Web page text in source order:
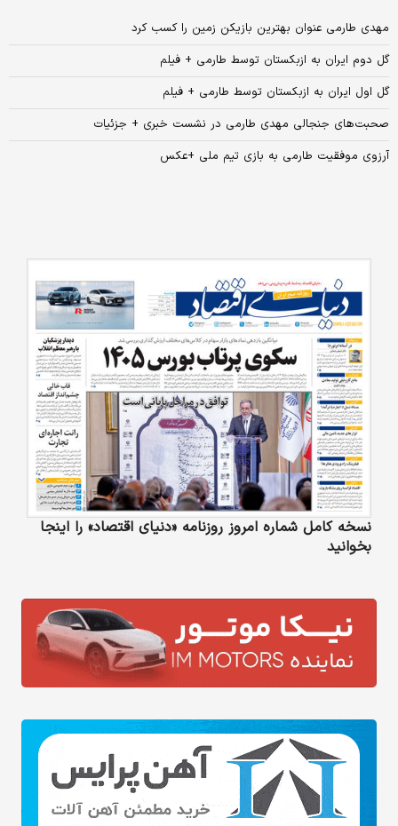
مهدی طارمی عنوان بهترین بازیکن زمین را کسب کرد
گل دوم ایران به ازبکستان توسط طارمی + فیلم
گل اول ایران به ازبکستان توسط طارمی + فیلم
صحبت‌های جنجالی مهدی طارمی در نشست خبری + جزئیات
آرزوی موفقیت طارمی به بازی تیم ملی +عکس
نسخه کامل شماره امروز روزنامه «دنیای‌ اقتصاد» را اینجا
بخوانید